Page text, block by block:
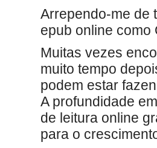
Arrependo-me de
epub online como
Muitas vezes
muito tempo
podem estar
A profundidade
de leitura online
para o